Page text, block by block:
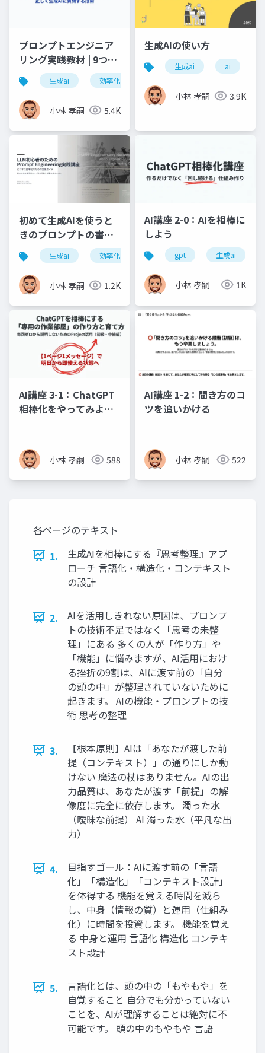
プロンプトエンジニア
リング実践教材 | 9つの
構文で業務効率10倍ア
ップ
生成ai 効率化
小林 孝嗣 5.4K
生成AIの使い方
生成ai ai
小林 孝嗣 3.9K
初めて生成AIを使うと
きのプロンプトの書き
方
生成ai 効率化 情報整理
小林 孝嗣 1.2K
AI講座 2-0：AIを相棒に
しよう
gpt 生成ai
小林 孝嗣 1K
AI講座 3-1：ChatGPT
相棒化をやってみよ
小林 孝嗣 588
AI講座 1-2：聞き方のコ
ツを追いかける
小林 孝嗣 522
各ページのテキスト
1.
生成AIを相棒にする『思考整理』アプ
ローチ 言語化・構造化・コンテキスト
の設計
2.
AIを活用しきれない原因は、プロンプ
トの技術不足ではなく「思考の未整
理」にある 多くの人が「作り方」や
「機能」に悩みますが、AI活用におけ
る挫折の9割は、AIに渡す前の「自分
の頭の中」が整理されていないために
起きます。 AIの機能・プロンプトの技
術 思考の整理
3.
【根本原則】AIは「あなたが渡した前
提（コンテキスト）」の通りにしか動
けない 魔法の杖はありません。AIの出
力品質は、あなたが渡す「前提」の解
像度に完全に依存します。 濁った水
（曖昧な前提） AI 濁った水（平凡な出
力）
4.
目指すゴール：AIに渡す前の「言語
化」「構造化」「コンテキスト設計」
を体得する 機能を覚える時間を減ら
し、中身（情報の質）と運用（仕組み
化）に時間を投資します。 機能を覚え
る 中身と運用 言語化 構造化 コンテキ
スト設計
5.
言語化とは、頭の中の「もやもや」を
自覚すること 自分でも分かっていない
ことを、AIが理解することは絶対に不
可能です。 頭の中のもやもや 言語